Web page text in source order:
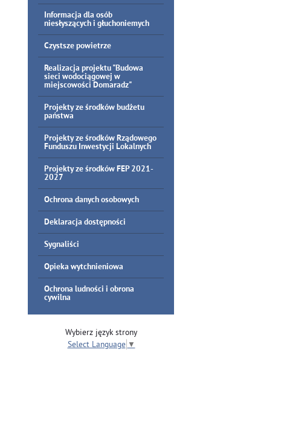
Informacja dla osób
niesłyszących i głuchoniemych
Czystsze powietrze
Realizacja projektu "Budowa
sieci wodociągowej w
miejscowości Domaradz"
Projekty ze środków budżetu
państwa
Projekty ze środków Rządowego
Funduszu Inwestycji Lokalnych
Projekty ze środków FEP 2021-
2027
Ochrona danych osobowych
Deklaracja dostępności
Sygnaliści
Opieka wytchnieniowa
Ochrona ludności i obrona
cywilna
Wybierz język strony
Select Language ▼